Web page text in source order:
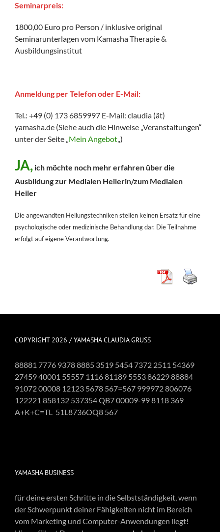
Seminarpreis:
1800,00 Euro pro Person / inklusive original
Seminarunterlagen vom Kamasha Therapie &
Ausbildungsinstitut
Anmeldung per Telefon oder E-Mail:
Tel.: +49 (0) 173 6859997 E-Mail: claudia (ät)
yamasha.de (Siehe auch die Hinweise „Veranstaltungen“
unter der Seite „Mein Angebot„)
JA, ich möchte noch mehr erfahren über die
Ausbildung zur Medialen Heilerin/zum Medialen
Heiler
Die angewandten Heilungstechniken stellen keinen Ersatz für eine
psychologische oder medizinische Behandlung dar. Die Teilnahme
erfolgt auf eigene Verantwortung.
COPYRIGHT 2026 / YAMASHA CLAUDIA GRUSS
88881 7776 9378 8885 3519 5454 7372 2511 54369
27459 40001 55557 1116 81189 5553 86229 88884
91072 00008 12123 5678 567=567 999972 806076
122221 858132 537354 QB7 00009-99 8118 369
A+K+C=TL 51L8736OQ8 567
YAMASHA BUSINESS
für deine ersten Schritte in die Selbstständigkeit, wenn
der Schwerpunkt deiner Fähigkeiten nicht im Bereich
vom Marketing und Computer-Anwendungen liegt!